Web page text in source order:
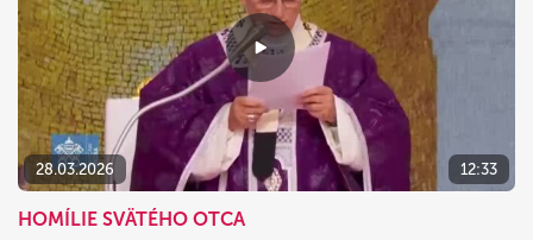
28.03.2026 12:33
HOMÍLIE SVÄTÉHO OTCA